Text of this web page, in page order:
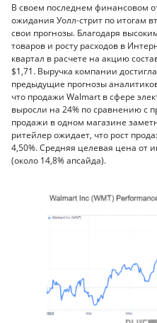
В своем последнем финансовом
ожидания Уолл-стрит по итогам
свои прогнозы. Благодаря
товаров и росту расходов в
квартал в расчете на акцию
$1,71. Выручка компании
предыдущие прогнозы
что продажи Walmart в сфере
выросли на 24% по сравнению с
продажи в одном магазине
ритейлер ожидает, что рост
4,50%. Средняя целевая цена от
(около 14,8% апсайда).